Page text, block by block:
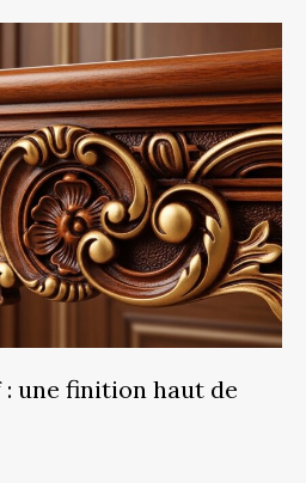
une finition haut de